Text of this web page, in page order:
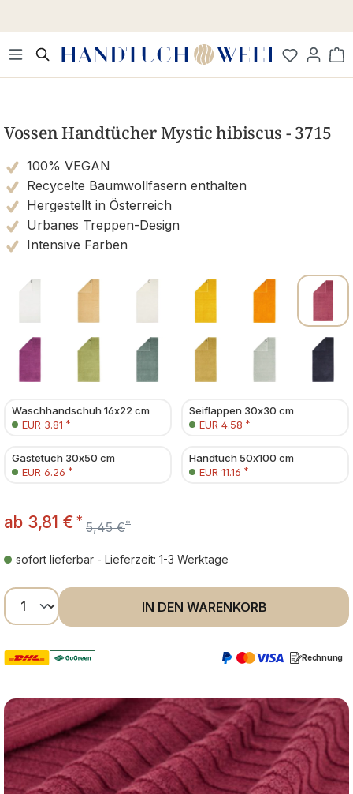
Vossen Handtücher Mystic hibiscus - 3715
100% VEGAN
Recycelte Baumwollfasern enthalten
Hergestellt in Österreich
Urbanes Treppen-Design
Intensive Farben
Waschhandschuh 16x22 cm
EUR 3.81 *
Seiflappen 30x30 cm
EUR 4.58 *
Gästetuch 30x50 cm
EUR 6.26 *
Handtuch 50x100 cm
EUR 11.16 *
ab 3,81 € * 5,45 €*
sofort lieferbar - Lieferzeit: 1-3 Werktage
Produkt Anzahl: Gib den gewünschten
IN DEN WARENKORB
Rechnung